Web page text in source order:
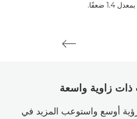
زاوية واسعة
أوسع واستوعب المزيد في